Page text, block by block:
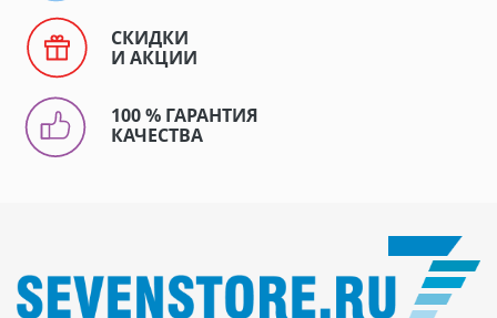
СКИДКИ
И АКЦИИ
100 % ГАРАНТИЯ
КАЧЕСТВА